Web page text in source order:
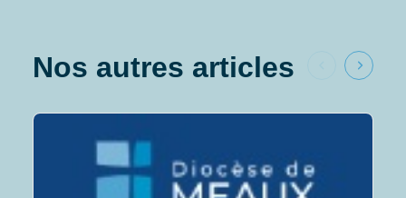
Nos autres articles